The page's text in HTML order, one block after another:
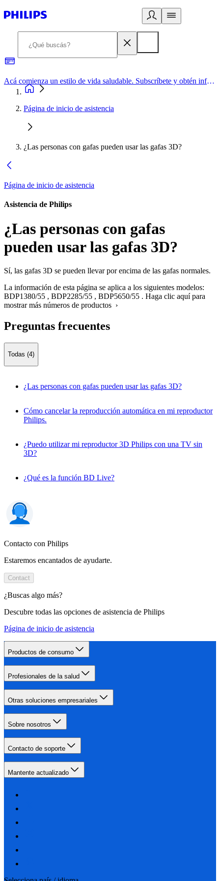
Acá comienza un estilo de vida saludable. Subscríbete y obtén información de primera mano
Página de inicio de asistencia
¿Las personas con gafas pueden usar las gafas 3D?
Página de inicio de asistencia
Asistencia de Philips
¿Las personas con gafas
pueden usar las gafas 3D?
Sí, las gafas 3D se pueden llevar por encima de las gafas normales.
La información de esta página se aplica a los siguientes modelos:
BDP1380/55 , BDP2285/55 , BDP5650/55 . Haga clic aquí para
mostrar más números de productos ›
Preguntas frecuentes
Todas (4)
¿Las personas con gafas pueden usar las gafas 3D?
Cómo cancelar la reproducción automática en mi reproductor
Philips.
¿Puedo utilizar mi reproductor 3D Philips con una TV sin
3D?
¿Qué es la función BD Live?
Contacto con Philips
Estaremos encantados de ayudarte.
Contact
¿Buscas algo más?
Descubre todas las opciones de asistencia de Philips
Página de inicio de asistencia
Productos de consumo
Profesionales de la salud
Otras soluciones empresariales
Sobre nosotros
Contacto de soporte
Mantente actualizado